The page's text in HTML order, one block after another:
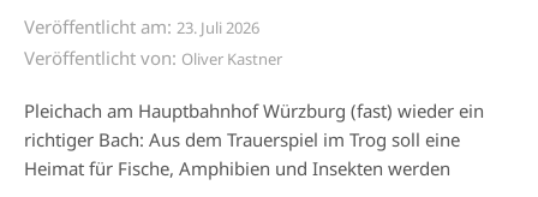
Veröffentlicht am: 23. Juli 2026
Veröffentlicht von: Oliver Kastner
Pleichach am Hauptbahnhof Würzburg (fast) wieder ein
richtiger Bach: Aus dem Trauerspiel im Trog soll eine
Heimat für Fische, Amphibien und Insekten werden